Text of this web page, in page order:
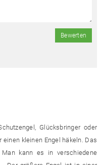
Bewerten
Glücksbringer oder
kleinen Engel häkeln. Das
kann es in verschiedene